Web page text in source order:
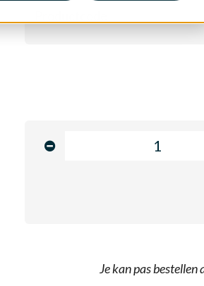
Je kan pas bestellen